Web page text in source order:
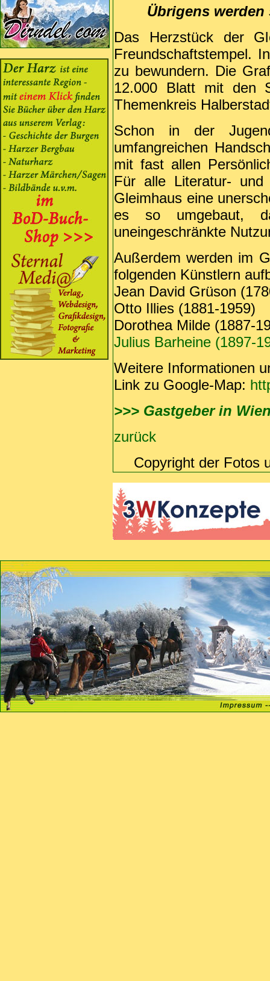
Übrigens
Das Herzstück der
Freundschaftstempel.
zu bewundern. Die
12.000 Blatt mit den
Themenkreis
Schon in der
umfangreichen
mit fast allen
Für alle Literatur- und
Gleimhaus eine
es so umgebaut,
uneingeschränkte
Außerdem werden im
folgenden Künstlern
Jean David Grüson
Otto Illies (1881-1959)
Dorothea Milde (1887-
Julius Barheine (1897-
Weitere Informationen
Link zu Google-Map:
>>> Gastgeber in
zurück
Copyright der Fotos